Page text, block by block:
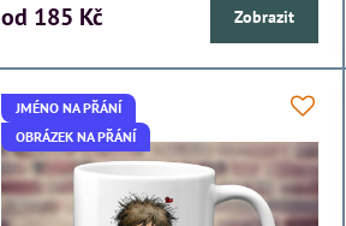
od 185 Kč Zobrazit
JMÉNO NA PŘÁNÍ
OBRÁZEK NA PŘÁNÍ